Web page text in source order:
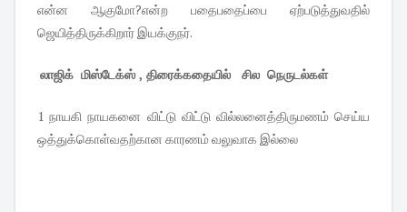
என்ன ஆகுமோ?என்ற பதைபதைப்பை ஏற்படுத்துவதில்
ஜெயித்திருக்கிறார் இயக்குநர்.
லாஜிக் மிஸ்டேக்ஸ் , திரைக்கதையில் சில நெருடல்கள்
1 நாயகி நாயகனை விட்டு விட்டு வில்லனைத்திருமணம் செய்ய
ஒத்துக்கொள்வதற்கான காரணம் வலுவாக இல்லை